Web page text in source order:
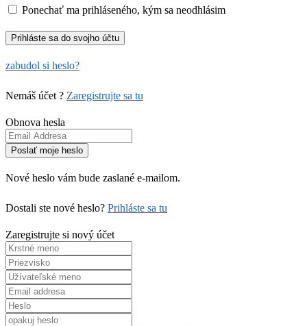
Ponechať ma prihláseného, kým sa neodhlásim
zabudol si heslo?
Nemáš účet ? Zaregistrujte sa tu
Obnova hesla
Nové heslo vám bude zaslané e-mailom.
Dostali ste nové heslo? Prihláste sa tu
Zaregistrujte si nový účet